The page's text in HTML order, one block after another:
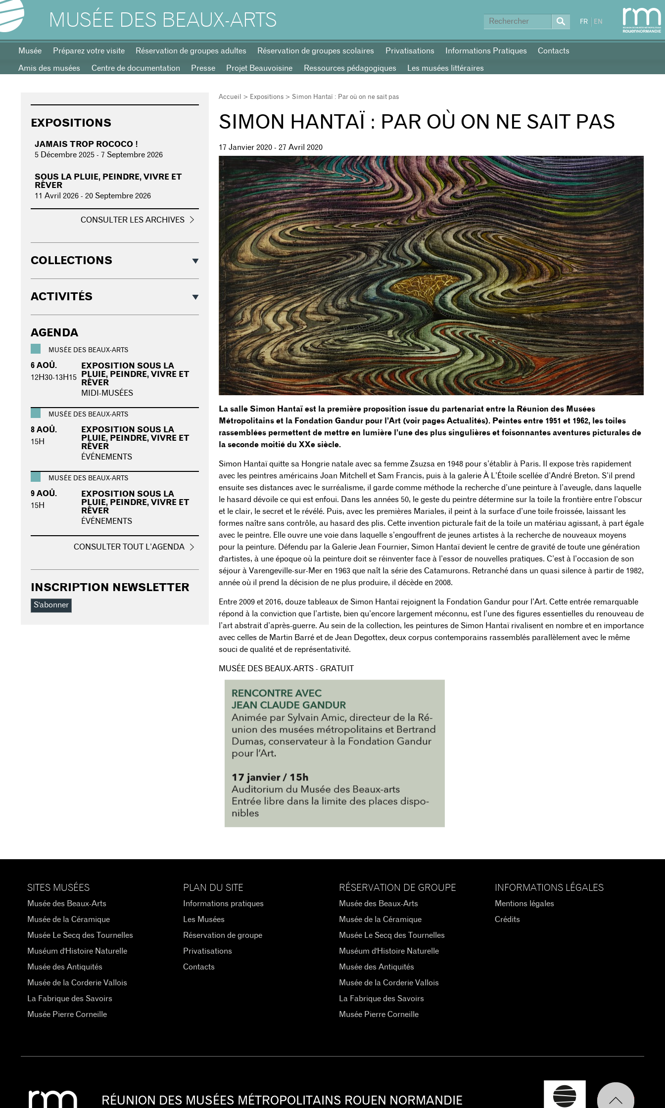
MUSÉE DES BEAUX-ARTS FR EN
Musée Préparez votre visite Réservation de groupes adultes Réservation de groupes scolaires Privatisations Informations Pratiques Contacts
Amis des musées Centre de documentation Presse Projet Beauvoisine Ressources pédagogiques Les musées littéraires
Accueil > Expositions > Simon Hantaï : Par où on ne sait pas
SIMON HANTAÏ : PAR OÙ ON NE SAIT PAS
17 Janvier 2020 - 27 Avril 2020
La salle Simon Hantaï est la première proposition issue du partenariat entre la Réunion des Musées
Métropolitains et la Fondation Gandur pour l’Art (voir pages Actualités). Peintes entre 1951 et 1962, les toiles
rassemblées permettent de mettre en lumière l’une des plus singulières et foisonnantes aventures picturales de
la seconde moitié du XXe siècle.
Simon Hantaï quitte sa Hongrie natale avec sa femme Zsuzsa en 1948 pour s’établir à Paris. Il expose très rapidement
avec les peintres américains Joan Mitchell et Sam Francis, puis à la galerie À L’Étoile scellée d’André Breton. S’il prend
ensuite ses distances avec le surréalisme, il garde comme méthode la recherche d’une peinture à l’aveugle, dans laquelle
le hasard dévoile ce qui est enfoui. Dans les années 50, le geste du peintre détermine sur la toile la frontière entre l’obscur
et le clair, le secret et le révélé. Puis, avec les premières Mariales, il peint à la surface d’une toile froissée, laissant les
formes naître sans contrôle, au hasard des plis. Cette invention picturale fait de la toile un matériau agissant, à part égale
avec le peintre. Elle ouvre une voie dans laquelle s’engouffrent de jeunes artistes à la recherche de nouveaux moyens
pour la peinture. Défendu par la Galerie Jean Fournier, Simon Hantaï devient le centre de gravité de toute une génération
d'artistes, à une époque où la peinture doit se réinventer face à l’essor de nouvelles pratiques. C’est à l’occasion de son
séjour à Varengeville-sur-Mer en 1963 que naît la série des Catamurons. Retranché dans un quasi silence à partir de 1982,
année où il prend la décision de ne plus produire, il décède en 2008.
Entre 2009 et 2016, douze tableaux de Simon Hantaï rejoignent la Fondation Gandur pour l’Art. Cette entrée remarquable
répond à la conviction que l’artiste, bien qu’encore largement méconnu, est l’une des figures essentielles du renouveau de
l’art abstrait d’après-guerre. Au sein de la collection, les peintures de Simon Hantaï rivalisent en nombre et en importance
avec celles de Martin Barré et de Jean Degottex, deux corpus contemporains rassemblés parallèlement avec le même
souci de qualité et de représentativité.
MUSÉE DES BEAUX-ARTS - GRATUIT
EXPOSITIONS
JAMAIS TROP ROCOCO !
5 Décembre 2025 - 7 Septembre 2026
SOUS LA PLUIE, PEINDRE, VIVRE ET
RÊVER
11 Avril 2026 - 20 Septembre 2026
CONSULTER LES ARCHIVES
COLLECTIONS
ACTIVITÉS
AGENDA
MUSÉE DES BEAUX-ARTS
6 AOÛ.
12H30-13H15
EXPOSITION SOUS LA
PLUIE, PEINDRE, VIVRE ET
RÊVER
MIDI-MUSÉES
MUSÉE DES BEAUX-ARTS
8 AOÛ.
15H
EXPOSITION SOUS LA
PLUIE, PEINDRE, VIVRE ET
RÊVER
ÉVÉNEMENTS
MUSÉE DES BEAUX-ARTS
9 AOÛ.
15H
EXPOSITION SOUS LA
PLUIE, PEINDRE, VIVRE ET
RÊVER
ÉVÉNEMENTS
CONSULTER TOUT L’AGENDA
INSCRIPTION NEWSLETTER
S'abonner
SITES MUSÉES
Musée des Beaux-Arts
Musée de la Céramique
Musée Le Secq des Tournelles
Muséum d'Histoire Naturelle
Musée des Antiquités
Musée de la Corderie Vallois
La Fabrique des Savoirs
Musée Pierre Corneille
PLAN DU SITE
Informations pratiques
Les Musées
Réservation de groupe
Privatisations
Contacts
RÉSERVATION DE GROUPE
Musée des Beaux-Arts
Musée de la Céramique
Musée Le Secq des Tournelles
Muséum d'Histoire Naturelle
Musée des Antiquités
Musée de la Corderie Vallois
La Fabrique des Savoirs
Musée Pierre Corneille
INFORMATIONS LÉGALES
Mentions légales
Crédits
RÉUNION DES MUSÉES MÉTROPOLITAINS ROUEN NORMANDIE